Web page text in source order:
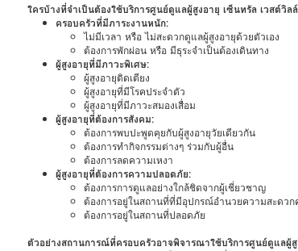
ใครบ้างที่จำเป็นต้องใช้บริการศูนย์ดูแลผู้สูงอายุ เซ็นทรัล เวสต์วิลล์
ครอบครัวที่มีภาระงานหนัก:
ไม่มีเวลา หรือ ไม่สะดวกดูแลผู้สูงอายุด้วยตัวเอง
ต้องการพักผ่อน หรือ มีธุระจำเป็นต้องเดินทาง
ผู้สูงอายุที่มีภาวะพิเศษ:
ผู้สูงอายุติดเตียง
ผู้สูงอายุที่มีโรคประจำตัว
ผู้สูงอายุที่มีภาวะสมองเสื่อม
ผู้สูงอายุที่ต้องการสังคม:
ต้องการพบปะพูดคุยกับผู้สูงอายุวัยเดียวกัน
ต้องการทำกิจกรรมต่างๆ ร่วมกับผู้อื่น
ต้องการลดความเหงา
ผู้สูงอายุที่ต้องการความปลอดภัย:
ต้องการการดูแลอย่างใกล้ชิดจากผู้เชี่ยวชาญ
ต้องการอยู่ในสถานที่ที่มีอุปกรณ์อำนวยความสะดวก
ต้องการอยู่ในสถานที่ปลอดภัย
ตัวอย่างสถานการณ์ที่ครอบครัวอาจพิจารณาใช้บริการศูนย์ดูแลผู้สู